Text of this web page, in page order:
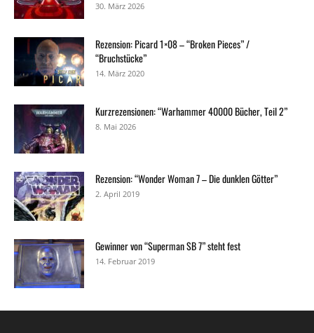
30. März 2026
Rezension: Picard 1×08 – “Broken Pieces” /
“Bruchstücke”
14. März 2020
Kurzrezensionen: “Warhammer 40000 Bücher, Teil 2”
8. Mai 2026
Rezension: “Wonder Woman 7 – Die dunklen Götter”
2. April 2019
Gewinner von “Superman SB 7” steht fest
14. Februar 2019